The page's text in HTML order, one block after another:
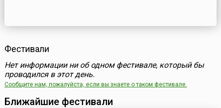
Фестивали
Нет информации ни об одном фестивале, который бы
проводился в этот день.
Сообщите нам, пожалуйста, если вы знаете о таком фестивале.
Ближайшие фестивали